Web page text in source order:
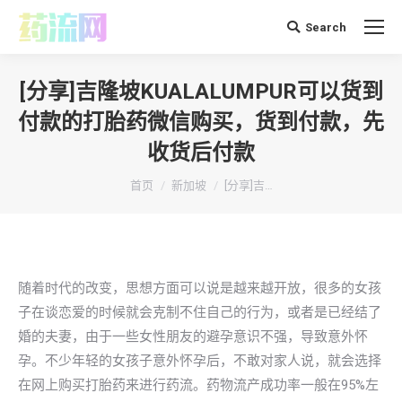
搜 Search
[分享]吉隆坡KUALALUMPUR可以货到
付款的打胎药微信购买，货到付款，先
收货后付款
你在这里：
首页 新加坡 [分享]吉…
随着时代的改变，思想方面可以说是越来越开放，很多的女孩
子在谈恋爱的时候就会克制不住自己的行为，或者是已经结了
婚的夫妻，由于一些女性朋友的避孕意识不强，导致意外怀
孕。不少年轻的女孩子意外怀孕后，不敢对家人说，就会选择
在网上购买打胎药来进行药流。药物流产成功率一般在95%左